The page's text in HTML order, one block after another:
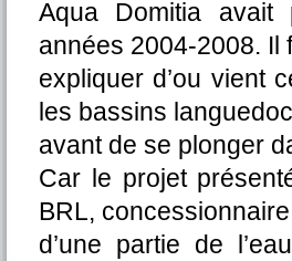
Aqua Domitia avait
années 2004-2008. Il
expliquer d’ou vient
les bassins
avant de se plonger
Car le projet
BRL, concessionnaire
d’une partie de